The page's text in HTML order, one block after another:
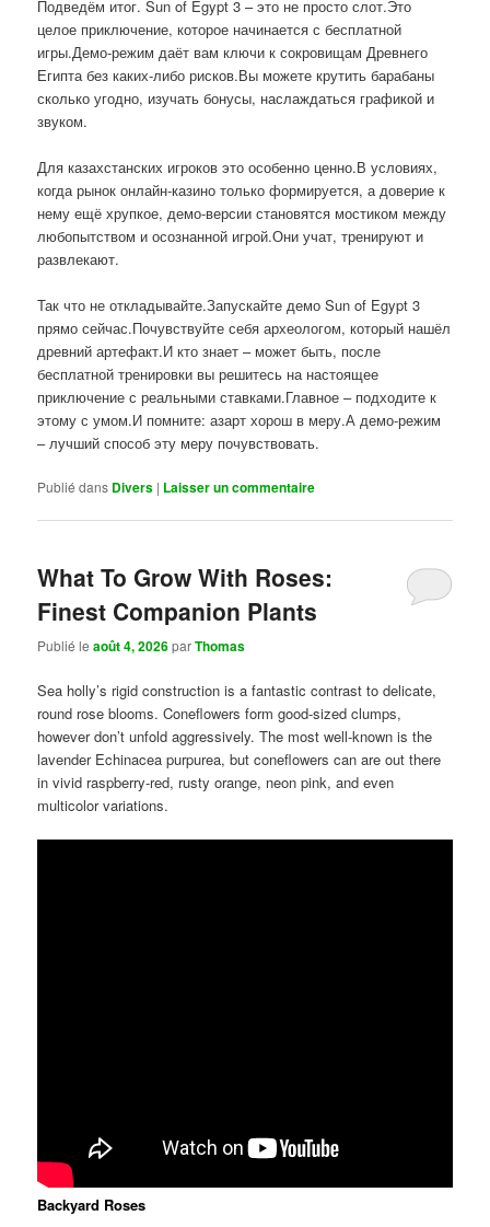
Подведём итог. Sun of Egypt 3 – это не просто слот.Это
целое приключение, которое начинается с бесплатной
игры.Демо-режим даёт вам ключи к сокровищам Древнего
Египта без каких-либо рисков.Вы можете крутить барабаны
сколько угодно, изучать бонусы, наслаждаться графикой и
звуком.
Для казахстанских игроков это особенно ценно.В условиях,
когда рынок онлайн-казино только формируется, а доверие к
нему ещё хрупкое, демо-версии становятся мостиком между
любопытством и осознанной игрой.Они учат, тренируют и
развлекают.
Так что не откладывайте.Запускайте демо Sun of Egypt 3
прямо сейчас.Почувствуйте себя археологом, который нашёл
древний артефакт.И кто знает – может быть, после
бесплатной тренировки вы решитесь на настоящее
приключение с реальными ставками.Главное – подходите к
этому с умом.И помните: азарт хорош в меру.А демо-режим
– лучший способ эту меру почувствовать.
Publié dans Divers | Laisser un commentaire
What To Grow With Roses:
Finest Companion Plants
Publié leaoût 4, 2026parThomas
Sea holly’s rigid construction is a fantastic contrast to delicate,
round rose blooms. Coneflowers form good-sized clumps,
however don’t unfold aggressively. The most well-known is the
lavender Echinacea purpurea, but coneflowers can are out there
in vivid raspberry-red, rusty orange, neon pink, and even
multicolor variations.
Backyard Roses